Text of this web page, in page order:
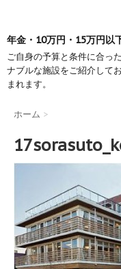
年金・10万円・15万円以
ご自身の予算と条件に合っ
ナブルな施設をご紹介して
まれます。
ホーム >